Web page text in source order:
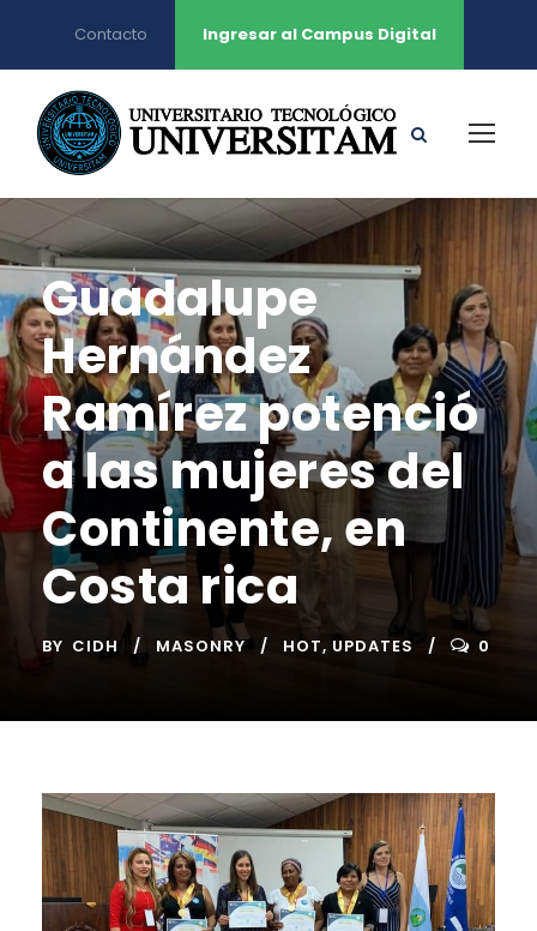
Contacto Ingresar al Campus Digital
Guadalupe
Hernández
Ramírez potenció
a las mujeres del
Continente, en
Costa rica
BY CIDH MASONRY HOT, UPDATES 0